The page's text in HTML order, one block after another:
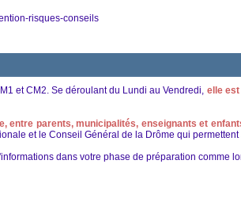
et CM2. Se déroulant du Lundi au Vendredi, elle
entre parents, municipalités, enseignants et
et le Conseil Général de la Drôme qui
dans votre phase de préparation comme